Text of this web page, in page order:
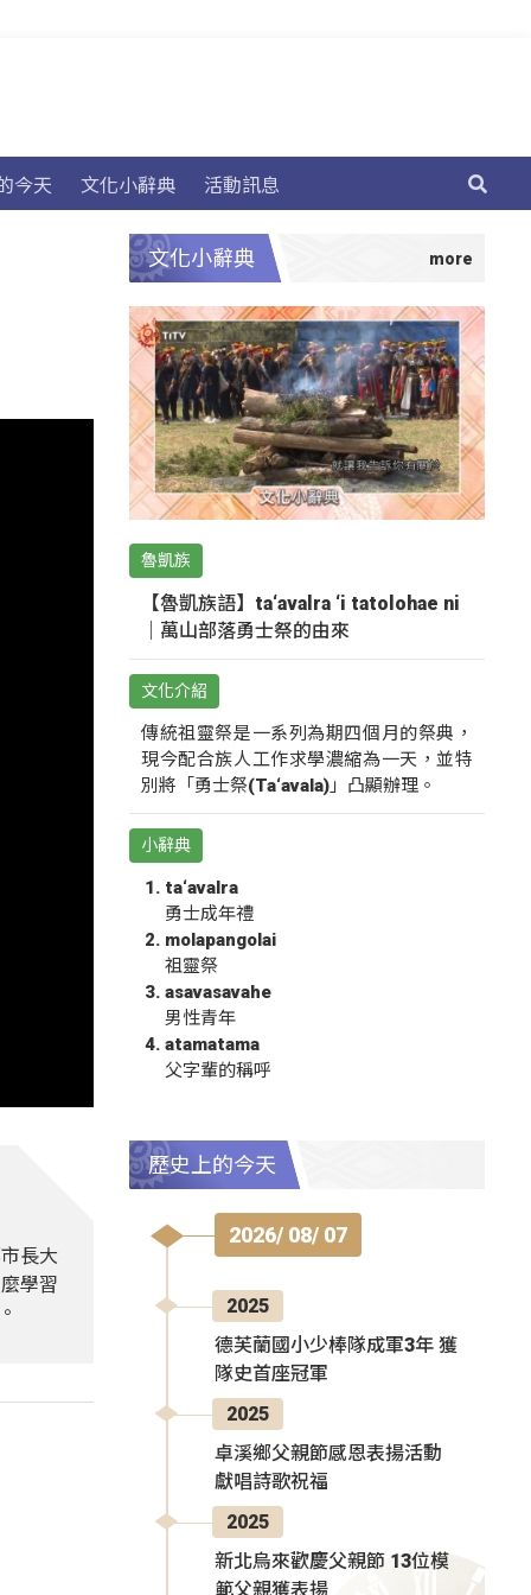
今天 文化小辭典 活動訊息
長大
學習
文化小辭典
魯凱族
【魯凱族語】ta‘avalra ‘i tatolohae ni
｜萬山部落勇士祭的由來
文化介紹
傳統祖靈祭是一系列為期四個月的祭典，
現今配合族人工作求學濃縮為一天，並特
別將「勇士祭(Ta‘avala)」凸顯辦理。
小辭典
ta‘avalra
勇士成年禮
molapangolai
祖靈祭
asavasavahe
男性青年
atamatama
父字輩的稱呼
歷史上的今天
2026/ 08/ 07
2025
德芙蘭國小少棒隊成軍3年 獲
隊史首座冠軍
2025
卓溪鄉父親節感恩表揚活動
獻唱詩歌祝福
2025
新北烏來歡慶父親節 13位模
範父親獲表揚